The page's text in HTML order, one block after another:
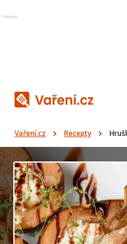
Reklama
Vaření.cz Recepty